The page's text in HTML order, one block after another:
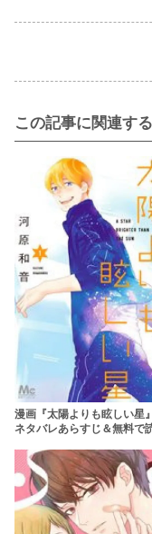
この記事に関連す
漫画『太陽よりも眩しい星
ネタバレあらすじ＆無料で
危険？